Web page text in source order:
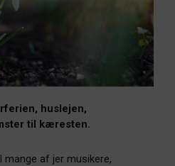
huslejen,
til kæresten.
mange af jer musikere,